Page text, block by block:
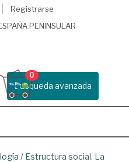
Registrarse
PENINSULAR
Busqueda avanzada
0
/ Estructura social. La